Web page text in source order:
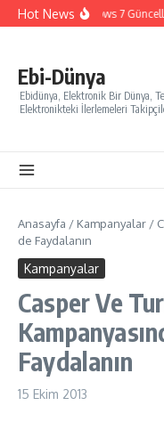
İçeriğe atla
Hot NewsWindows 7
Ebi-Dünya
Ebidünya, Elektronik Bir Dünya,
Elektronikteki İlerlemeleri
Anasayfa / Kampanyalar /
de Faydalanın
Kampanyalar
Casper Ve
Faydalanın
15 Ekim 2013